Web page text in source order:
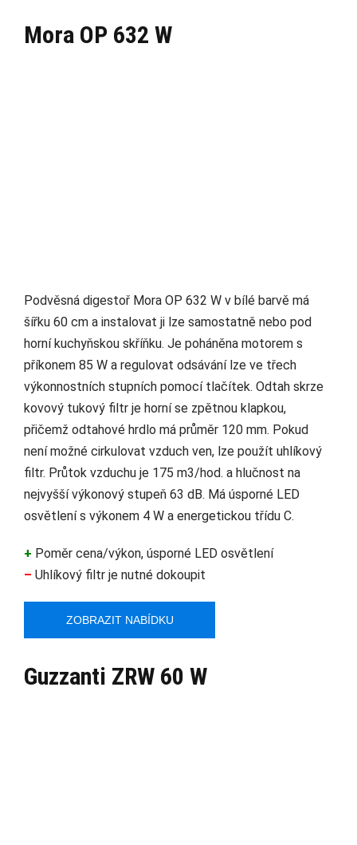
Mora OP 632 W
Podvěsná digestoř Mora OP 632 W v bílé barvě má
šířku 60 cm a instalovat ji lze samostatně nebo pod
horní kuchyňskou skříňku. Je poháněna motorem s
příkonem 85 W a regulovat odsávání lze ve třech
výkonnostních stupních pomocí tlačítek. Odtah skrze
kovový tukový filtr je horní se zpětnou klapkou,
přičemž odtahové hrdlo má průměr 120 mm. Pokud
není možné cirkulovat vzduch ven, lze použít uhlíkový
filtr. Průtok vzduchu je 175 m3/hod. a hlučnost na
nejvyšší výkonový stupeň 63 dB. Má úsporné LED
osvětlení s výkonem 4 W a energetickou třídu C.
+ Poměr cena/výkon, úsporné LED osvětlení
– Uhlíkový filtr je nutné dokoupit
ZOBRAZIT NABÍDKU
Guzzanti ZRW 60 W